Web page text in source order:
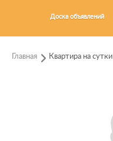
Доска объявлений
Главная Квартира на сутки